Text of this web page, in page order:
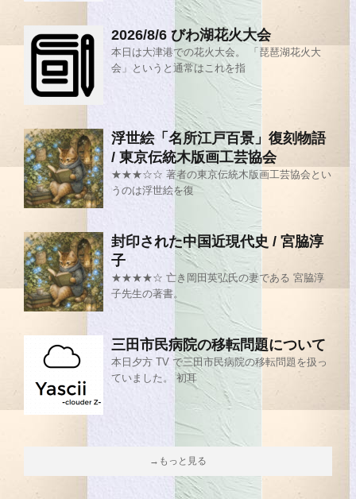
2026/8/6 びわ湖花火大会
本日は大津港での花火大会。 「琵琶湖花火大
会」というと通常はこれを指
浮世絵「名所江戸百景」復刻物語
/ 東京伝統木版画工芸協会
★★★☆☆ 著者の東京伝統木版画工芸協会とい
うのは浮世絵を復
封印された中国近現代史 / 宮脇淳
子
★★★★☆ 亡き岡田英弘氏の妻である 宮脇淳
子先生の著書。
三田市民病院の移転問題について
本日夕方 TV で三田市民病院の移転問題を扱っ
ていました。 初耳
→もっと見る